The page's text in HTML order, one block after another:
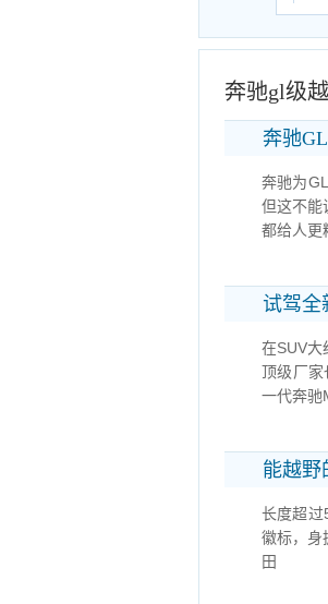
奔驰gl级
奔驰
奔驰为
但这不能
都给人更
试驾全
在SUV大
顶级厂家
一代奔驰
能越野
长度超过
徽标，身
田